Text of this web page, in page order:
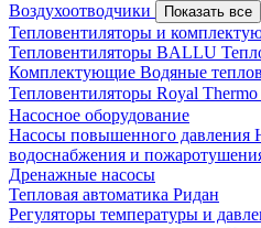
Воздухоотводчики
Показать все
Тепловентиляторы и
Тепловентиляторы BALLU
Комплектующие Водяные
Тепловентиляторы Royal Thermo
Насосное оборудование
Насосы повышенного давления
водоснабжения и
Дренажные насосы
Тепловая автоматика Ридан
Регуляторы температуры и